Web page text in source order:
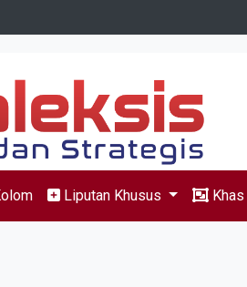
Liputan Khusus Khas